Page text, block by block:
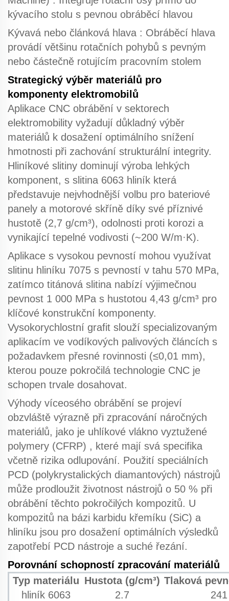
kývacího stolu s pevnou obráběcí hlavou
Kývavá nebo článková hlava : Obráběcí hlava
provádí většinu rotačních pohybů s pevným
nebo částečně rotujícím pracovním stolem
Strategický výběr materiálů pro
komponenty elektromobilů
Aplikace CNC obrábění v sektorech
elektromobility vyžadují důkladný výběr
materiálů k dosažení optimálního snížení
hmotnosti při zachování strukturální integrity.
Hliníkové slitiny dominují výroba lehkých
komponent, s slitina 6063 hliník která
představuje nejvhodnější volbu pro bateriové
panely a motorové skříně díky své příznivé
hustotě (2,7 g/cm³), odolnosti proti korozi a
vynikající tepelné vodivosti (~200 W/m·K).
Aplikace s vysokou pevností mohou využívat
slitinu hliníku 7075 s pevností v tahu 570 MPa,
zatímco titánová slitina nabízí výjimečnou
pevnost 1 000 MPa s hustotou 4,43 g/cm³ pro
klíčové konstrukční komponenty.
Vysokorychlostní grafit slouží specializovaným
aplikacím ve vodíkových palivových článcích s
požadavkem přesné rovinnosti (≤0,01 mm),
kterou pouze pokročilá technologie CNC je
schopen trvale dosahovat.
Výhody víceosého obrábění se projeví
obzvláště výrazně při zpracování náročných
materiálů, jako je uhlíkové vlákno vyztužené
polymery (CFRP) , které mají svá specifika
včetně rizika odlupování. Použití speciálních
PCD (polykrystalických diamantových) nástrojů
může prodloužit životnost nástrojů o 50 % při
obrábění těchto pokročilých kompozitů. U
kompozitů na bázi karbidu křemíku (SiC) a
hliníku jsou pro dosažení optimálních výsledků
zapotřebí PCD nástroje a suché řezání.
Porovnání schopností zpracování materiálů
Typ materiálu Hustota (g/cm³) Tlaková
hliník 6063
2.7 241